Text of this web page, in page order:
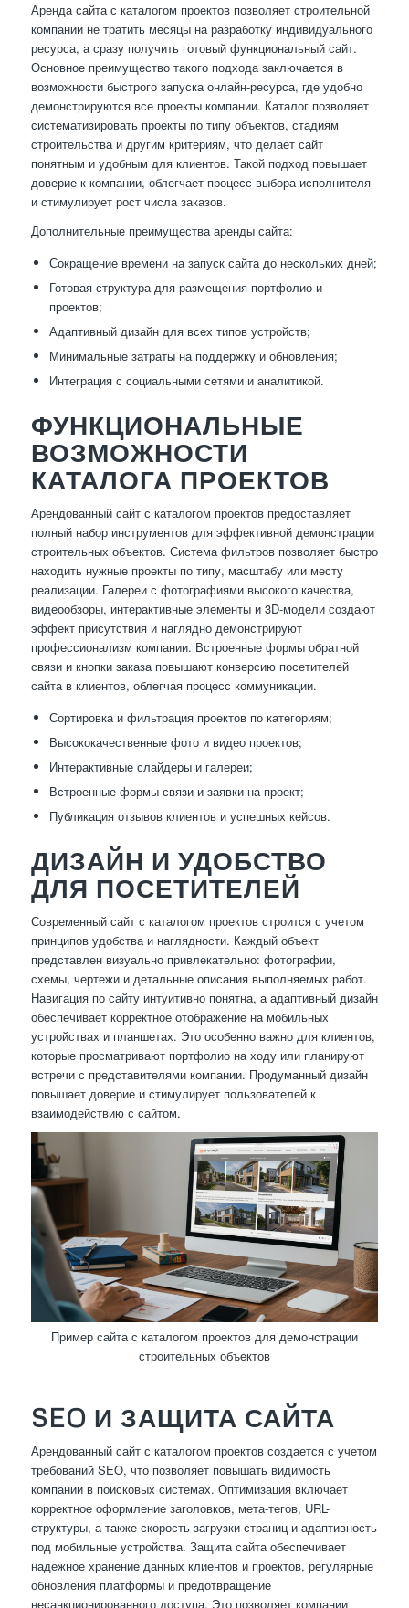
Аренда сайта с каталогом проектов позволяет строительной
компании не тратить месяцы на разработку индивидуального
ресурса, а сразу получить готовый функциональный сайт.
Основное преимущество такого подхода заключается в
возможности быстрого запуска онлайн-ресурса, где удобно
демонстрируются все проекты компании. Каталог позволяет
систематизировать проекты по типу объектов, стадиям
строительства и другим критериям, что делает сайт
понятным и удобным для клиентов. Такой подход повышает
доверие к компании, облегчает процесс выбора исполнителя
и стимулирует рост числа заказов.
Дополнительные преимущества аренды сайта:
Сокращение времени на запуск сайта до нескольких дней;
Готовая структура для размещения портфолио и
проектов;
Адаптивный дизайн для всех типов устройств;
Минимальные затраты на поддержку и обновления;
Интеграция с социальными сетями и аналитикой.
ФУНКЦИОНАЛЬНЫЕ
ВОЗМОЖНОСТИ
КАТАЛОГА ПРОЕКТОВ
Арендованный сайт с каталогом проектов предоставляет
полный набор инструментов для эффективной демонстрации
строительных объектов. Система фильтров позволяет быстро
находить нужные проекты по типу, масштабу или месту
реализации. Галереи с фотографиями высокого качества,
видеообзоры, интерактивные элементы и 3D-модели создают
эффект присутствия и наглядно демонстрируют
профессионализм компании. Встроенные формы обратной
связи и кнопки заказа повышают конверсию посетителей
сайта в клиентов, облегчая процесс коммуникации.
Сортировка и фильтрация проектов по категориям;
Высококачественные фото и видео проектов;
Интерактивные слайдеры и галереи;
Встроенные формы связи и заявки на проект;
Публикация отзывов клиентов и успешных кейсов.
ДИЗАЙН И УДОБСТВО
ДЛЯ ПОСЕТИТЕЛЕЙ
Современный сайт с каталогом проектов строится с учетом
принципов удобства и наглядности. Каждый объект
представлен визуально привлекательно: фотографии,
схемы, чертежи и детальные описания выполняемых работ.
Навигация по сайту интуитивно понятна, а адаптивный дизайн
обеспечивает корректное отображение на мобильных
устройствах и планшетах. Это особенно важно для клиентов,
которые просматривают портфолио на ходу или планируют
встречи с представителями компании. Продуманный дизайн
повышает доверие и стимулирует пользователей к
взаимодействию с сайтом.
Пример сайта с каталогом проектов для демонстрации
строительных объектов
SEO И ЗАЩИТА САЙТА
Арендованный сайт с каталогом проектов создается с учетом
требований SEO, что позволяет повышать видимость
компании в поисковых системах. Оптимизация включает
корректное оформление заголовков, мета-тегов, URL-
структуры, а также скорость загрузки страниц и адаптивность
под мобильные устройства. Защита сайта обеспечивает
надежное хранение данных клиентов и проектов, регулярные
обновления платформы и предотвращение
несанкционированного доступа. Это позволяет компании